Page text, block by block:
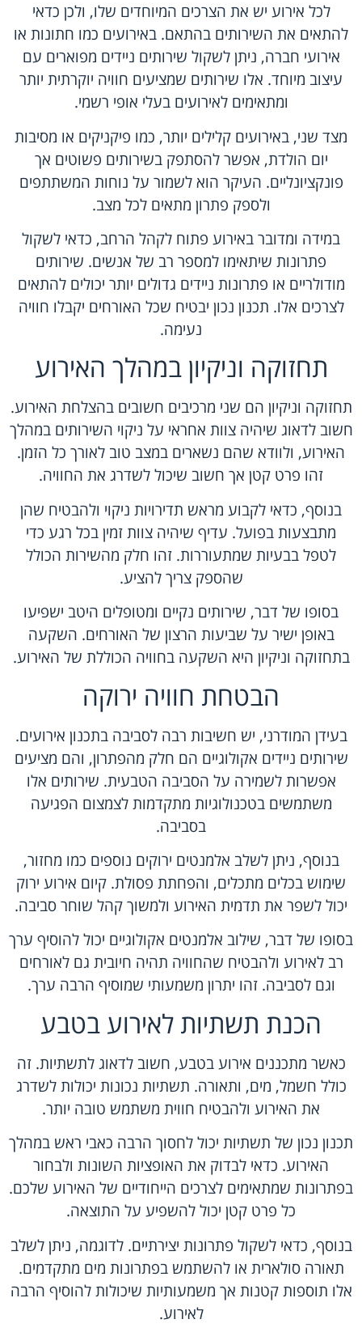
לכל אירוע יש את הצרכים המיוחדים שלו, ולכן כדאי
להתאים את השירותים בהתאם. באירועים כמו חתונות או
אירועי חברה, ניתן לשקול שירותים ניידים מפוארים עם
עיצוב מיוחד. אלו שירותים שמציעים חוויה יוקרתית יותר
ומתאימים לאירועים בעלי אופי רשמי.
מצד שני, באירועים קלילים יותר, כמו פיקניקים או מסיבות
יום הולדת, אפשר להסתפק בשירותים פשוטים אך
פונקציונליים. העיקר הוא לשמור על נוחות המשתתפים
ולספק פתרון מתאים לכל מצב.
במידה ומדובר באירוע פתוח לקהל הרחב, כדאי לשקול
פתרונות שיתאימו למספר רב של אנשים. שירותים
מודולריים או פתרונות ניידים גדולים יותר יכולים להתאים
לצרכים אלו. תכנון נכון יבטיח שכל האורחים יקבלו חוויה
נעימה.
תחזוקה וניקיון במהלך האירוע
תחזוקה וניקיון הם שני מרכיבים חשובים בהצלחת האירוע.
חשוב לדאוג שיהיה צוות אחראי על ניקוי השירותים במהלך
האירוע, ולוודא שהם נשארים במצב טוב לאורך כל הזמן.
זהו פרט קטן אך חשוב שיכול לשדרג את החוויה.
בנוסף, כדאי לקבוע מראש תדירויות ניקוי ולהבטיח שהן
מתבצעות בפועל. עדיף שיהיה צוות זמין בכל רגע כדי
לטפל בבעיות שמתעוררות. זהו חלק מהשירות הכולל
שהספק צריך להציע.
בסופו של דבר, שירותים נקיים ומטופלים היטב ישפיעו
באופן ישיר על שביעות הרצון של האורחים. השקעה
בתחזוקה וניקיון היא השקעה בחוויה הכוללת של האירוע.
הבטחת חוויה ירוקה
בעידן המודרני, יש חשיבות רבה לסביבה בתכנון אירועים.
שירותים ניידים אקולוגיים הם חלק מהפתרון, והם מציעים
אפשרות לשמירה על הסביבה הטבעית. שירותים אלו
משתמשים בטכנולוגיות מתקדמות לצמצום הפגיעה
בסביבה.
בנוסף, ניתן לשלב אלמנטים ירוקים נוספים כמו מחזור,
שימוש בכלים מתכלים, והפחתת פסולת. קיום אירוע ירוק
יכול לשפר את תדמית האירוע ולמשוך קהל שוחר סביבה.
בסופו של דבר, שילוב אלמנטים אקולוגיים יכול להוסיף ערך
רב לאירוע ולהבטיח שהחוויה תהיה חיובית גם לאורחים
וגם לסביבה. זהו יתרון משמעותי שמוסיף הרבה ערך.
הכנת תשתיות לאירוע בטבע
כאשר מתכננים אירוע בטבע, חשוב לדאוג לתשתיות. זה
כולל חשמל, מים, ותאורה. תשתיות נכונות יכולות לשדרג
את האירוע ולהבטיח חווית משתמש טובה יותר.
תכנון נכון של תשתיות יכול לחסוך הרבה כאבי ראש במהלך
האירוע. כדאי לבדוק את האופציות השונות ולבחור
בפתרונות שמתאימים לצרכים הייחודיים של האירוע שלכם.
כל פרט קטן יכול להשפיע על התוצאה.
בנוסף, כדאי לשקול פתרונות יצירתיים. לדוגמה, ניתן לשלב
תאורה סולארית או להשתמש בפתרונות מים מתקדמים.
אלו תוספות קטנות אך משמעותיות שיכולות להוסיף הרבה
לאירוע.